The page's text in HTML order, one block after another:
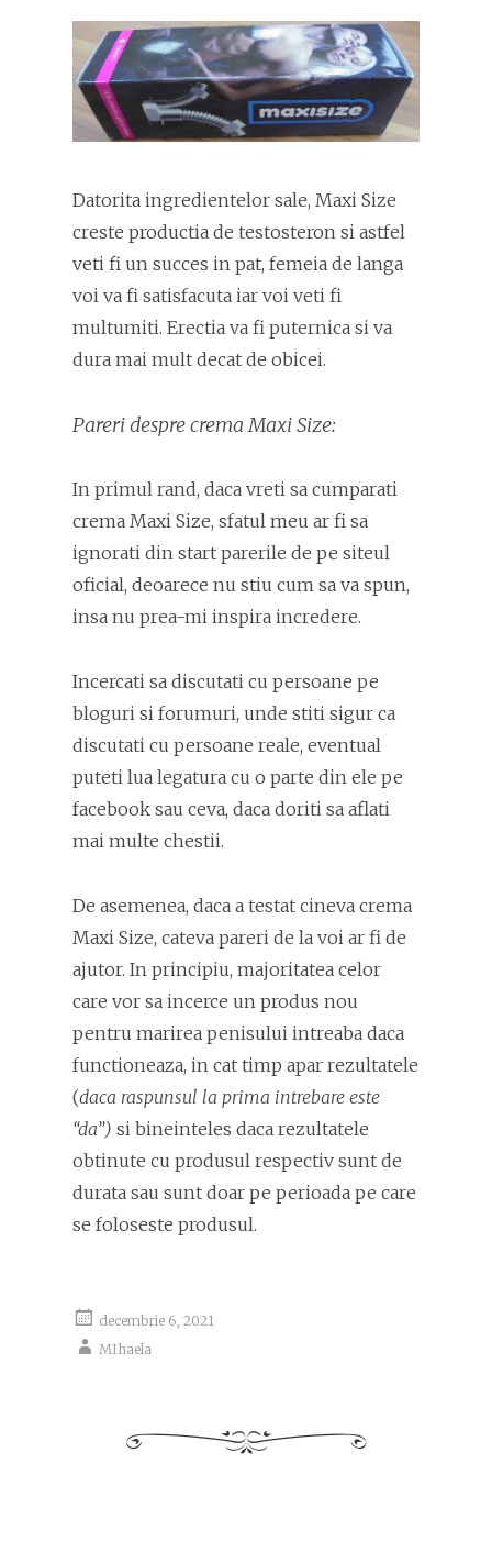
Datorita ingredientelor sale, Maxi Size
creste productia de testosteron si astfel
veti fi un succes in pat, femeia de langa
voi va fi satisfacuta iar voi veti fi
multumiti. Erectia va fi puternica si va
dura mai mult decat de obicei.
Pareri despre crema Maxi Size:
In primul rand, daca vreti sa cumparati
crema Maxi Size, sfatul meu ar fi sa
ignorati din start parerile de pe siteul
oficial, deoarece nu stiu cum sa va spun,
insa nu prea-mi inspira incredere.
Incercati sa discutati cu persoane pe
bloguri si forumuri, unde stiti sigur ca
discutati cu persoane reale, eventual
puteti lua legatura cu o parte din ele pe
facebook sau ceva, daca doriti sa aflati
mai multe chestii.
De asemenea, daca a testat cineva crema
Maxi Size, cateva pareri de la voi ar fi de
ajutor. In principiu, majoritatea celor
care vor sa incerce un produs nou
pentru marirea penisului intreaba daca
functioneaza, in cat timp apar rezultatele
(daca raspunsul la prima intrebare este
“da”) si bineinteles daca rezultatele
obtinute cu produsul respectiv sunt de
durata sau sunt doar pe perioada pe care
se foloseste produsul.
decembrie 6, 2021
MIhaela